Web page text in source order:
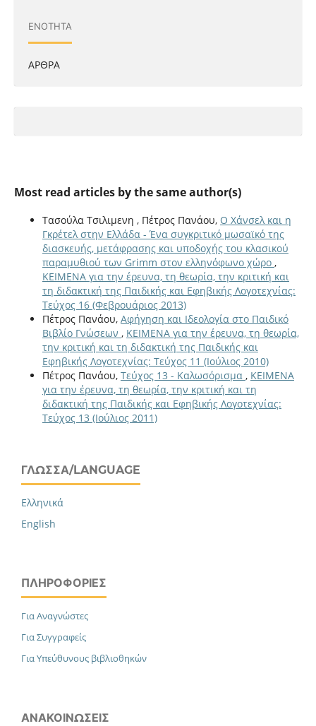
ΕΝΌΤΗΤΑ
ΑΡΘΡΑ
Most read articles by the same author(s)
Τασούλα Τσιλιμενη , Πέτρος Πανάου, Ο Χάνσελ και η
Γκρέτελ στην Ελλάδα - Ένα συγκριτικό μωσαϊκό της
διασκευής, μετάφρασης και υποδοχής του κλασικού
παραμυθιού των Grimm στον ελληνόφωνο χώρο ,
ΚΕΙΜΕΝΑ για την έρευνα, τη θεωρία, την κριτική και
τη διδακτική της Παιδικής και Εφηβικής Λογοτεχνίας:
Τεύχος 16 (Φεβρουάριος 2013)
Πέτρος Πανάου, Αφήγηση και Ιδεολογία στο Παιδικό
Βιβλίο Γνώσεων , ΚΕΙΜΕΝΑ για την έρευνα, τη θεωρία,
την κριτική και τη διδακτική της Παιδικής και
Εφηβικής Λογοτεχνίας: Τεύχος 11 (Ιούλιος 2010)
Πέτρος Πανάου, Τεύχος 13 - Καλωσόρισμα , ΚΕΙΜΕΝΑ
για την έρευνα, τη θεωρία, την κριτική και τη
διδακτική της Παιδικής και Εφηβικής Λογοτεχνίας:
Τεύχος 13 (Ιούλιος 2011)
ΓΛΏΣΣΑ/LANGUAGE
Ελληνικά
English
ΠΛΗΡΟΦΟΡΊΕΣ
Για Αναγνώστες
Για Συγγραφείς
Για Υπεύθυνους βιβλιοθηκών
ΑΝΑΚΟΙΝΏΣΕΙΣ